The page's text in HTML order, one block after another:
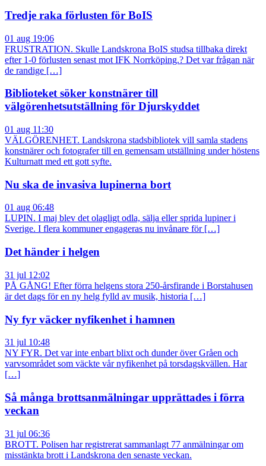
Tredje raka förlusten för BoIS
01 aug 19:06
FRUSTRATION. Skulle Landskrona BoIS studsa tillbaka direkt
efter 1-0 förlusten senast mot IFK Norrköping.? Det var frågan när
de randige […]
Biblioteket söker konstnärer till
välgörenhetsutställning för Djurskyddet
01 aug 11:30
VÄLGÖRENHET. Landskrona stadsbibliotek vill samla stadens
konstnärer och fotografer till en gemensam utställning under höstens
Kulturnatt med ett gott syfte.
Nu ska de invasiva lupinerna bort
01 aug 06:48
LUPIN. I maj blev det olagligt odla, sälja eller sprida lupiner i
Sverige. I flera kommuner engageras nu invånare för […]
Det händer i helgen
31 jul 12:02
PÅ GÅNG! Efter förra helgens stora 250-årsfirande i Borstahusen
är det dags för en ny helg fylld av musik, historia […]
Ny fyr väcker nyfikenhet i hamnen
31 jul 10:48
NY FYR. Det var inte enbart blixt och dunder över Gråen och
varvsområdet som väckte vår nyfikenhet på torsdagskvällen. Har
[…]
Så många brottsanmälningar upprättades i förra
veckan
31 jul 06:36
BROTT. Polisen har registrerat sammanlagt 77 anmälningar om
misstänkta brott i Landskrona den senaste veckan.